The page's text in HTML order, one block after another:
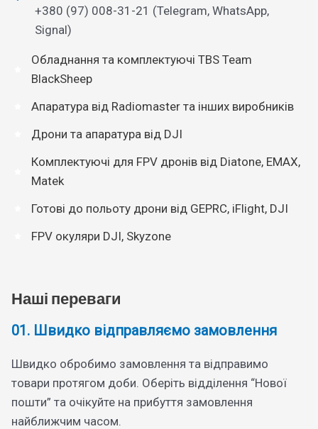
+380 (97) 008-31-21 (Telegram, WhatsApp,
Signal)
Обладнання та комплектуючі TBS Team
BlackSheep
Апаратура від Radiomaster та інших виробників
Дрони та апаратура від DJI
Комплектуючі для FPV дронів від Diatone, EMAX,
Matek
Готові до польоту дрони від GEPRC, iFlight, DJI
FPV окуляри DJI, Skyzone
Наші переваги
01. Швидко відправляємо замовлення
Швидко обробимо замовлення та відправимо
товари протягом доби. Оберіть відділення “Нової
пошти” та очікуйте на прибуття замовлення
найближчим часом.